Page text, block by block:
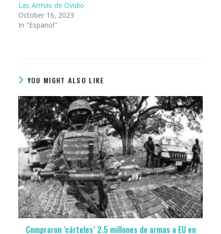
Las Armas de Ovidio
October 16, 2023
In "Espanol"
YOU MIGHT ALSO LIKE
Compraron ‘cárteles’ 2.5 millones de armas a EU en